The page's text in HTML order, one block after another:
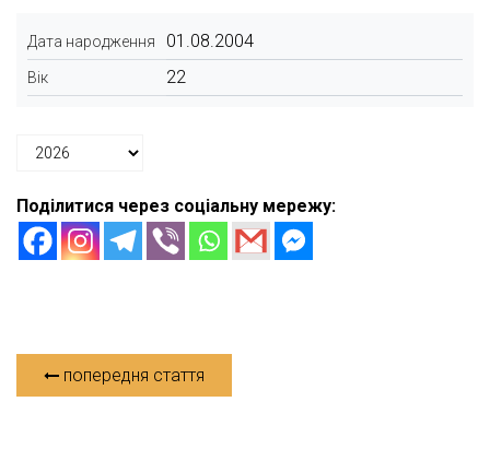
Дата народження 01.08.2004
Вік 22
Поділитися через соціальну мережу:
попередня стаття